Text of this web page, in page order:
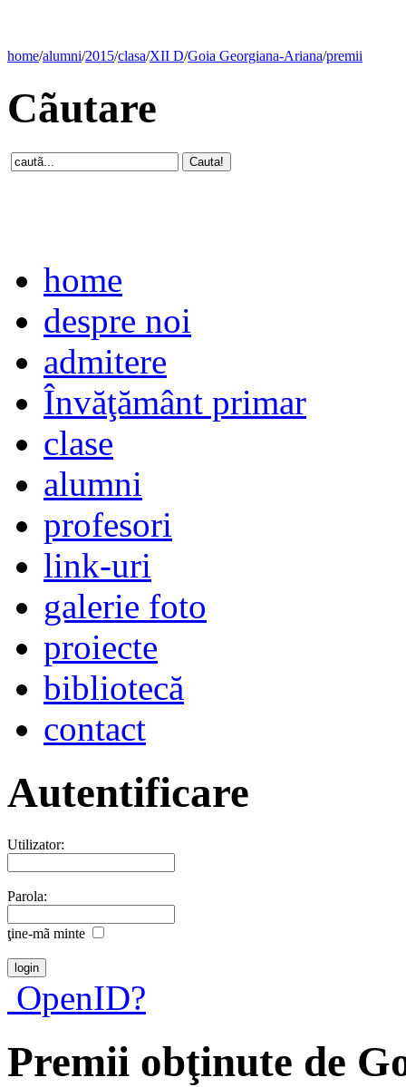
home/alumni/2015/clasa/XII D/Goia Georgiana-Ariana/premii
Cãutare
home
despre noi
admitere
Învăţământ primar
clase
alumni
profesori
link-uri
galerie foto
proiecte
bibliotecă
contact
Autentificare
Utilizator:
Parola:
ţine-mã minte
OpenID?
Premii obţinute de